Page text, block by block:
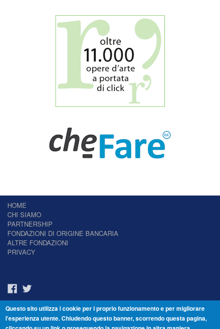
HOME
CHI SIAMO
PARTNERSHIP
FONDAZIONI DI ORIGINE BANCARIA
ALTRE FONDAZIONI
PRIVACY
Il Giornale delle Fondazioni - Periodico telematico
Reg. Tribunale n.7 del 22/07/2014 – ISSN 2421-2466
Questo sito utilizza i cookie per i proprio funzionamento e per migliorare
l'esperienza utente. Chiudendo questo banner, scorrendo questa pagina,